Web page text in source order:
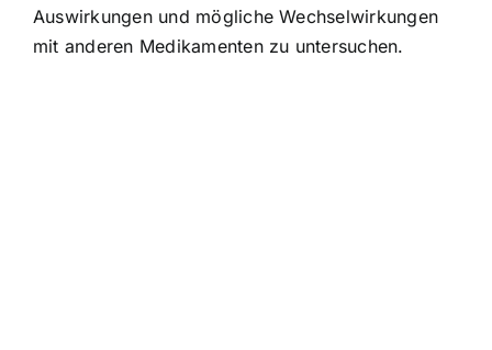
Auswirkungen und mögliche Wechselwirkungen
mit anderen Medikamenten zu untersuchen.